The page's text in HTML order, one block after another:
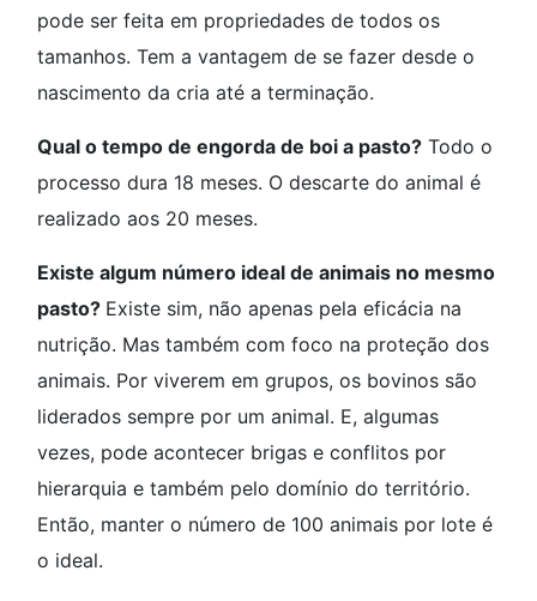
pode ser feita em propriedades de todos os
tamanhos. Tem a vantagem de se fazer desde o
nascimento da cria até a terminação.
Qual o tempo de engorda de boi a pasto? Todo o
processo dura 18 meses. O descarte do animal é
realizado aos 20 meses.
Existe algum número ideal de animais no mesmo
pasto? Existe sim, não apenas pela eficácia na
nutrição. Mas também com foco na proteção dos
animais. Por viverem em grupos, os bovinos são
liderados sempre por um animal. E, algumas
vezes, pode acontecer brigas e conflitos por
hierarquia e também pelo domínio do território.
Então, manter o número de 100 animais por lote é
o ideal.